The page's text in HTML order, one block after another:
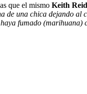
que el mismo Keith Reid
una chica dejando al
fumado